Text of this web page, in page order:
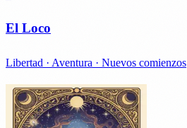
El Loco
Libertad · Aventura · Nuevos comienzos